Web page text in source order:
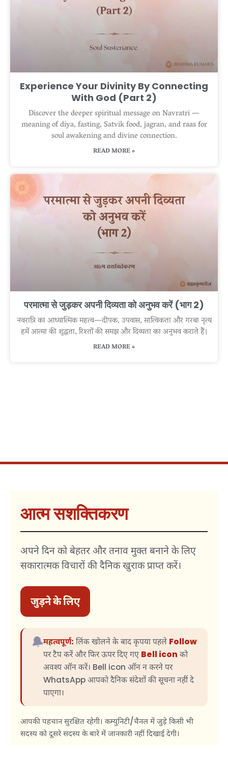
Experience Your Divinity By Connecting
With God (Part 2)
Discover the deeper spiritual message on Navratri —
meaning of diya, fasting, Satvik food, jagran, and raas for
soul awakening and divine connection.
READ MORE »
परमात्मा से जुड़कर अपनी दिव्यता को अनुभव करें (भाग 2)
नवरात्रि का आध्यात्मिक महत्व—दीपक, उपवास, सात्विकता और गरबा नृत्य
हमें आत्मा की शुद्धता, रिश्तों की समझ और दिव्यता का अनुभव कराते हैं।
READ MORE »
आत्म सशक्तिकरण
अपने दिन को बेहतर और तनाव मुक्त बनाने के लिए
सकारात्मक विचारों की दैनिक खुराक प्राप्त करें।
जुड़ने के लिए
🔔महत्वपूर्ण: लिंक खोलने के बाद कृपया पहले Follow
पर टैप करें और फिर ऊपर दिए गए Bell icon को
अवश्य ऑन करें। Bell icon ऑन न करने पर
WhatsApp आपको दैनिक संदेशों की सूचना नहीं दे
पाएगा।
आपकी पहचान सुरक्षित रहेगी। कम्युनिटी/चैनल में जुड़े किसी भी
सदस्य को दूसरे सदस्य के बारे में जानकारी नहीं दिखाई देगी।